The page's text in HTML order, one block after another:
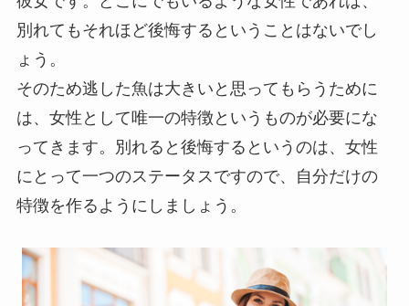
別れてもそれほど後悔するということはないでし
ょう。
そのため逃した魚は大きいと思ってもらうために
は、女性として唯一の特徴というものが必要にな
ってきます。別れると後悔するというのは、女性
にとって一つのステータスですので、自分だけの
特徴を作るようにしましょう。